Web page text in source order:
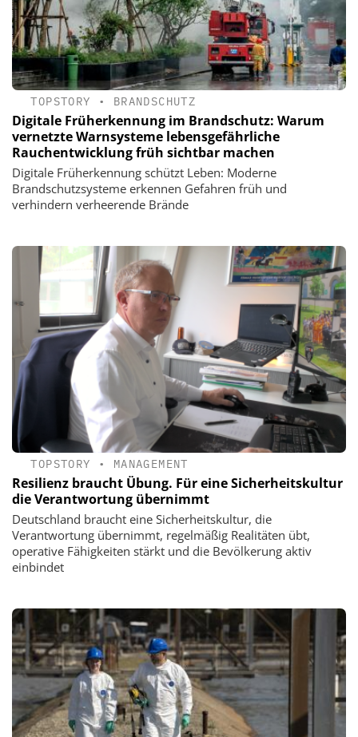
TOPSTORY • BRANDSCHUTZ
Digitale Früherkennung im Brandschutz: Warum
vernetzte Warnsysteme lebensgefährliche
Rauchentwicklung früh sichtbar machen
Digitale Früherkennung schützt Leben: Moderne
Brandschutzsysteme erkennen Gefahren früh und
verhindern verheerende Brände
TOPSTORY • MANAGEMENT
Resilienz braucht Übung. Für eine Sicherheitskultur
die Verantwortung übernimmt
Deutschland braucht eine Sicherheitskultur, die
Verantwortung übernimmt, regelmäßig Realitäten übt,
operative Fähigkeiten stärkt und die Bevölkerung aktiv
einbindet